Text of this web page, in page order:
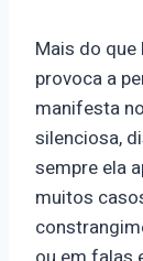
Mais do
provoca a
manifesta
silenciosa,
sempre ela
muitos